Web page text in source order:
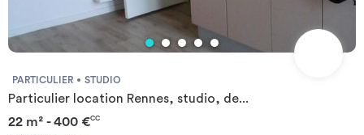
PARTICULIER STUDIO
Particulier location Rennes, studio, de...
22 m² - 400 €CC